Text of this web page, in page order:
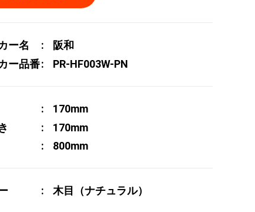
ー名
阪和
ー品番
PR-HF003W-PN
170mm
170mm
800mm
木目（ナチュラル）